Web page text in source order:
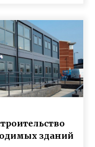
детей, изъятых из
зданий